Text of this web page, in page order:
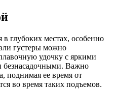
в глубоких местах, особенно
густеры можно
удочку с яркими
Важно
поднимая ее время от
во время таких подъемов.